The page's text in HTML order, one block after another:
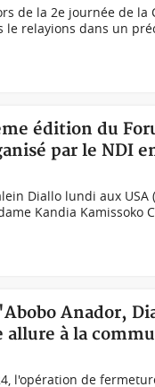
de la 2e journée de la
le relayions dans un
édition du
par le NDI
Diallo lundi aux USA
Kandia Kamissoko
Anador,
à la
l'opération de